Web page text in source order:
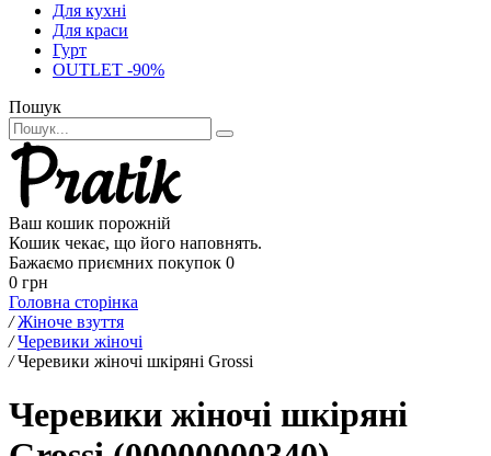
Для кухні
Для краси
Гурт
OUTLET -90%
Пошук
Ваш кошик порожній
Кошик чекає, що його наповнять.
Бажаємо приємних покупок 0
0 грн
Головна сторінка
/ Жіноче взуття
/ Черевики жіночі
/ Черевики жіночі шкіряні Grossi
Черевики жіночі шкіряні